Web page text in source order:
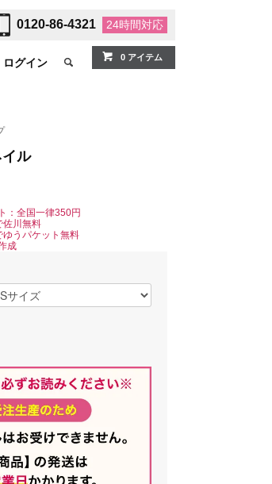
0120-86-4321 24時間対応
ログイン 0 アイテム
ル
：全国一律350円
川無料
うパケット無料
成